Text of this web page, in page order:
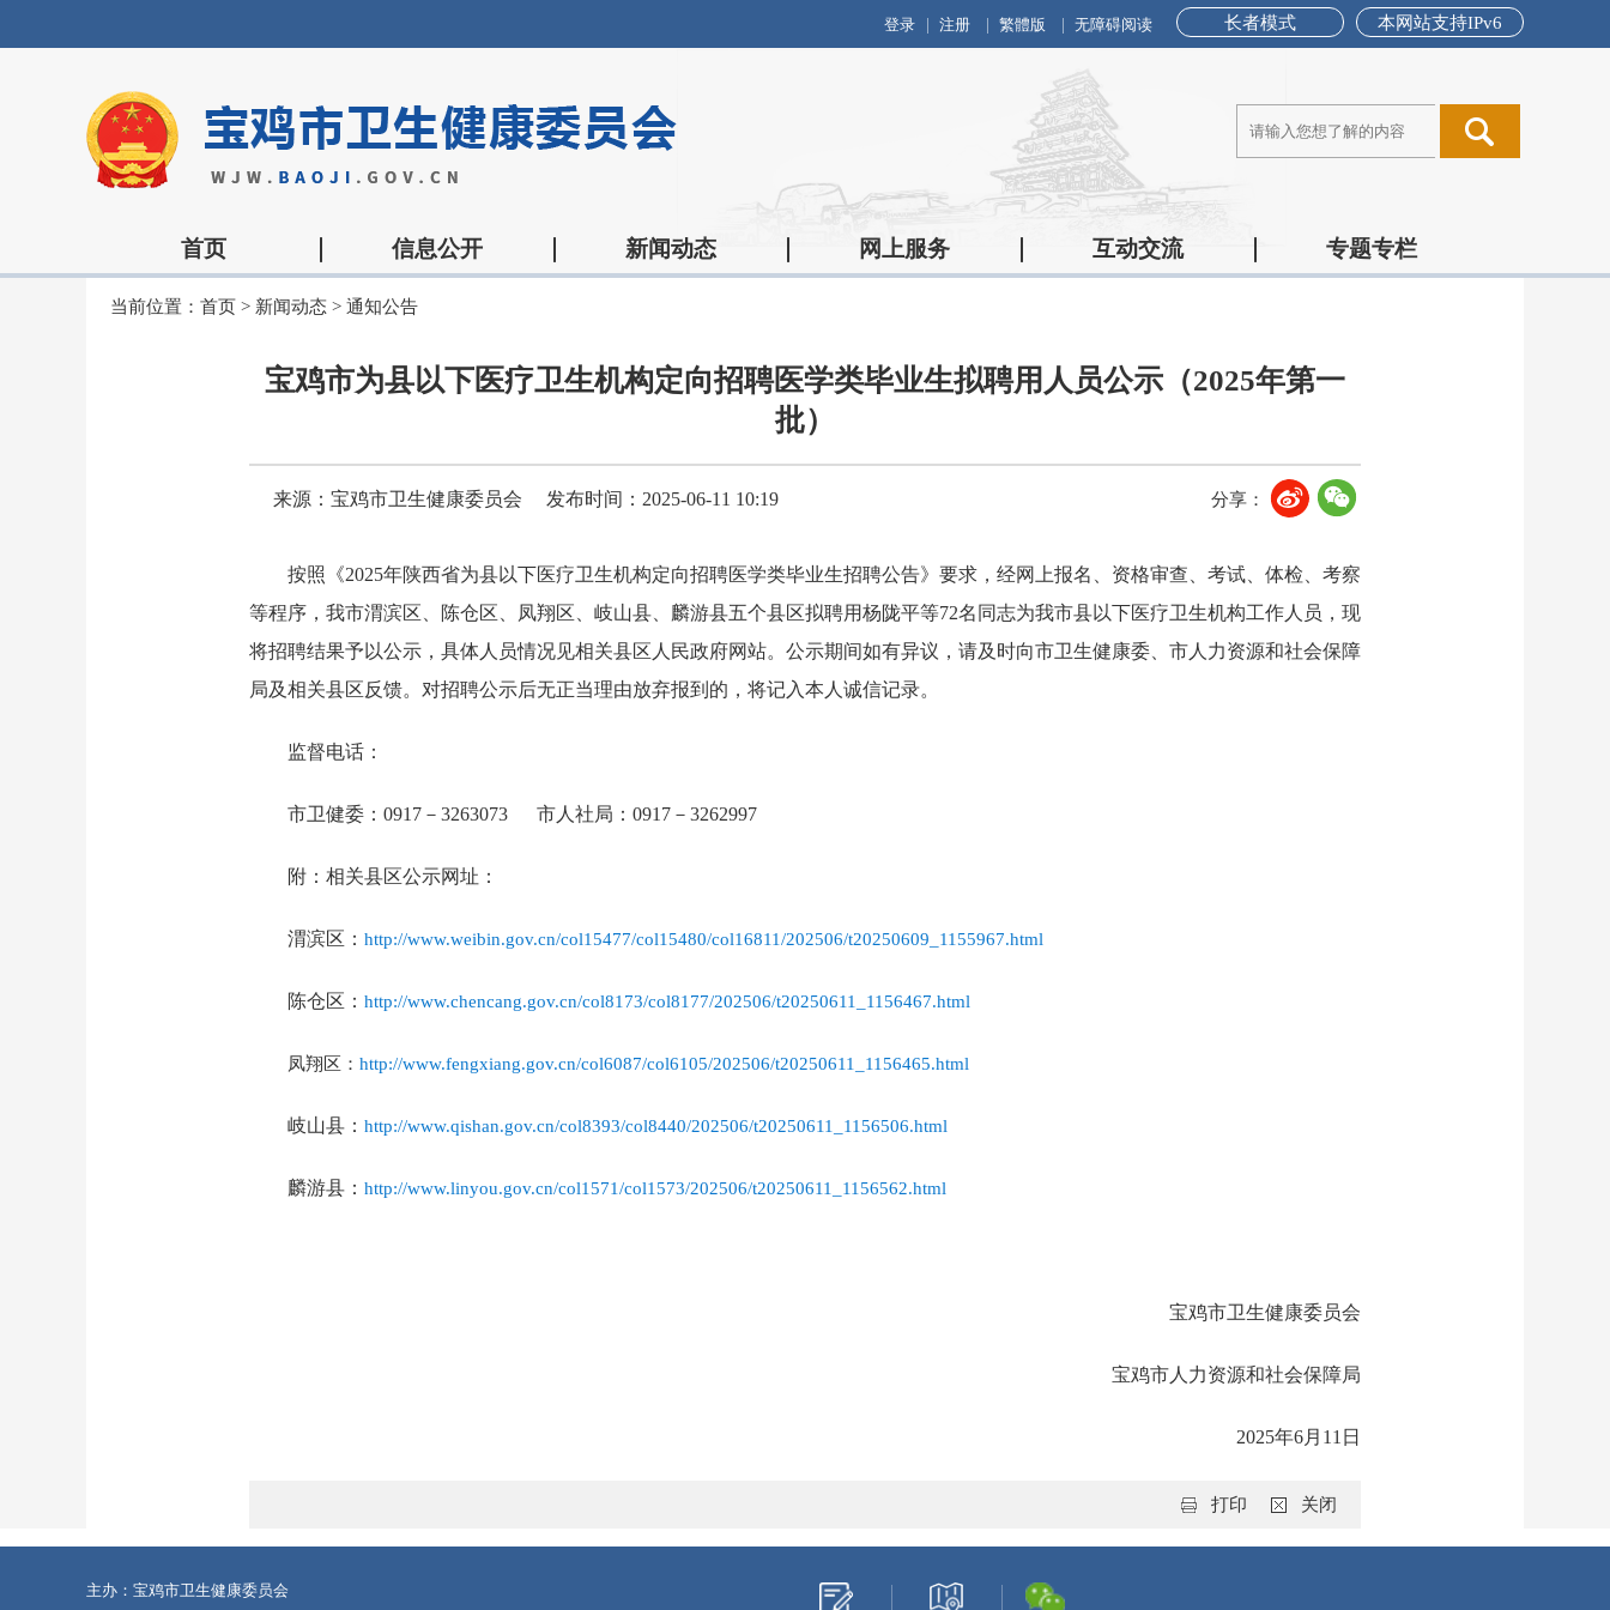
本网站支持IPv6
长者模式
登录 注册 繁體版 无障碍阅读
首页 信息公开 新闻动态 网上服务 互动交流 专题专栏
当前位置： 首页 > 新闻动态 > 通知公告
宝鸡市为县以下医疗卫生机构定向招聘医学类毕业生拟聘用人员公示（2025年第一
批）
来源：宝鸡市卫生健康委员会 发布时间：2025-06-11 10:19 分享：
按照《2025年陕西省为县以下医疗卫生机构定向招聘医学类毕业生招聘公告》要求，经网上报名、资格审查、 考试 、体检、考察
等程序 ， 我市渭滨区、陈仓区、凤翔区、岐山县、麟游县五个县区拟聘用杨陇平等72名同志为我市县以下医疗卫生机构工作人员，现
将招聘结果予以公示， 具体人员情况见相关县区人民政府网站。 公示期间如有异议，请及时向市卫生健康委、 市人力资源和社会保障
局及相关县区反馈。对招聘公示后无正当理由放弃报到的，将记入本人诚信记录。
监督电话：
市卫健委： 0917－3263073 市人社局：0917－3262997
附：相关县区公示网址：
渭滨区： http://www.weibin.gov.cn/col15477/col15480/col16811/202506/t20250609_1155967.html
陈仓区： http://www.chencang.gov.cn/col8173/col8177/202506/t20250611_1156467.html
凤翔区： http://www.fengxiang.gov.cn/col6087/col6105/202506/t20250611_1156465.html
岐山县： http://www.qishan.gov.cn/col8393/col8440/202506/t20250611_1156506.html
麟游县： http://www.linyou.gov.cn/col1571/col1573/202506/t20250611_1156562.html
宝鸡市卫生健康委员会
宝鸡市人力资源和社会保障局
2025年6月11日
关闭
打印
主办：宝鸡市卫生健康委员会